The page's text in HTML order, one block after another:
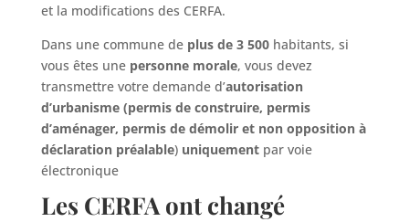
et la modifications des CERFA.
Dans une commune de plus de 3 500habitants, si
vous êtes une personne morale, vous devez
transmettre votre demande d’autorisation
d’urbanisme (permis de construire, permis
d’aménager, permis de démolir et non opposition à
déclaration préalable) uniquementpar voie
électronique
Les CERFA ont changé